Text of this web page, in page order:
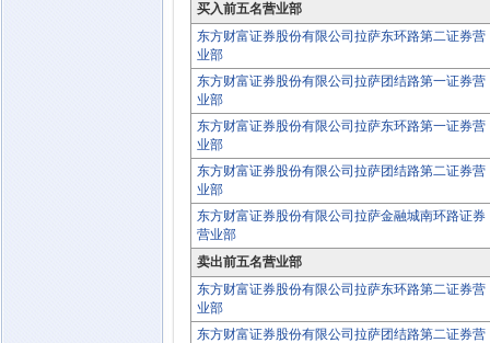
买入前五名营业部
东方财富证券股份有限公司拉萨东环路第二证券营
业部
东方财富证券股份有限公司拉萨团结路第一证券营
业部
东方财富证券股份有限公司拉萨东环路第一证券营
业部
东方财富证券股份有限公司拉萨团结路第二证券营
业部
东方财富证券股份有限公司拉萨金融城南环路证券
营业部
卖出前五名营业部
东方财富证券股份有限公司拉萨东环路第二证券营
业部
东方财富证券股份有限公司拉萨团结路第二证券营